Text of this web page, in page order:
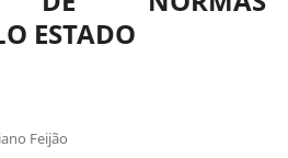
ESTADO
Feijão